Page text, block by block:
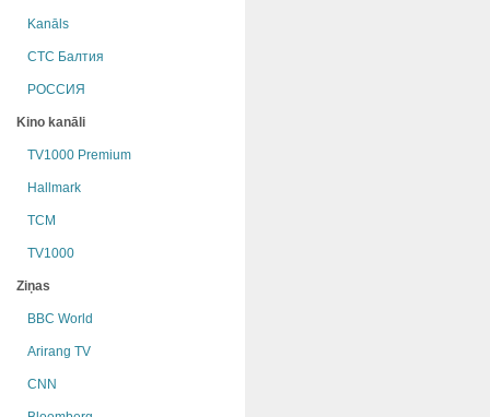
Kanāls
СТС Балтия
РОССИЯ
Kino kanāli
TV1000 Premium
Hallmark
TCM
TV1000
Ziņas
BBC World
Arirang TV
CNN